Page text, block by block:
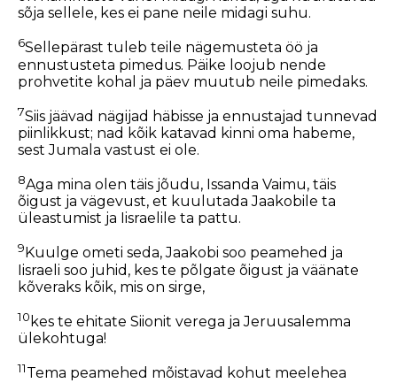
sõja sellele, kes ei pane neile midagi suhu.
6Sellepärast tuleb teile nägemusteta öö ja
ennustusteta pimedus. Päike loojub nende
prohvetite kohal ja päev muutub neile pimedaks.
7Siis jäävad nägijad häbisse ja ennustajad tunnevad
piinlikkust; nad kõik katavad kinni oma habeme,
sest Jumala vastust ei ole.
8Aga mina olen täis jõudu, Issanda Vaimu, täis
õigust ja vägevust, et kuulutada Jaakobile ta
üleastumist ja Iisraelile ta pattu.
9 Kuulge ometi seda, Jaakobi soo peamehed ja
Iisraeli soo juhid, kes te põlgate õigust ja väänate
kõveraks kõik, mis on sirge,
10 kes te ehitate Siionit verega ja Jeruusalemma
ülekohtuga!
11Tema peamehed mõistavad kohut meelehea